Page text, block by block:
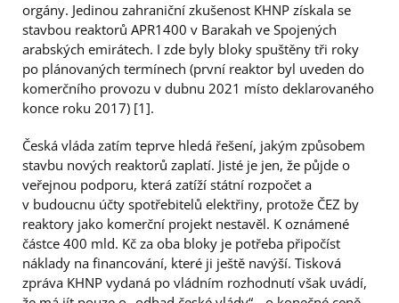
orgány. Jedinou zahraniční zkušenost KHNP získala se
stavbou reaktorů APR1400 v Barakah ve Spojených
arabských emirátech. I zde byly bloky spuštěny tři roky
po plánovaných termínech (první reaktor byl uveden do
komerčního provozu v dubnu 2021 místo deklarovaného
konce roku 2017) [1].
Česká vláda zatím teprve hledá řešení, jakým způsobem
stavbu nových reaktorů zaplatí. Jisté je jen, že půjde o
veřejnou podporu, která zatíží státní rozpočet a
v budoucnu účty spotřebitelů elektřiny, protože ČEZ by
reaktory jako komerční projekt nestavěl. K oznámené
částce 400 mld. Kč za oba bloky je potřeba připočíst
náklady na financování, které ji ještě navýší. Tisková
zpráva KHNP vydaná po vládním rozhodnutí však uvádí,